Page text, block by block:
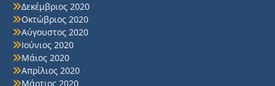
Δεκέμβριος 2020
Οκτώβριος 2020
Αύγουστος 2020
Ιούνιος 2020
Μάιος 2020
Απρίλιος 2020
Μάρτιος 2020